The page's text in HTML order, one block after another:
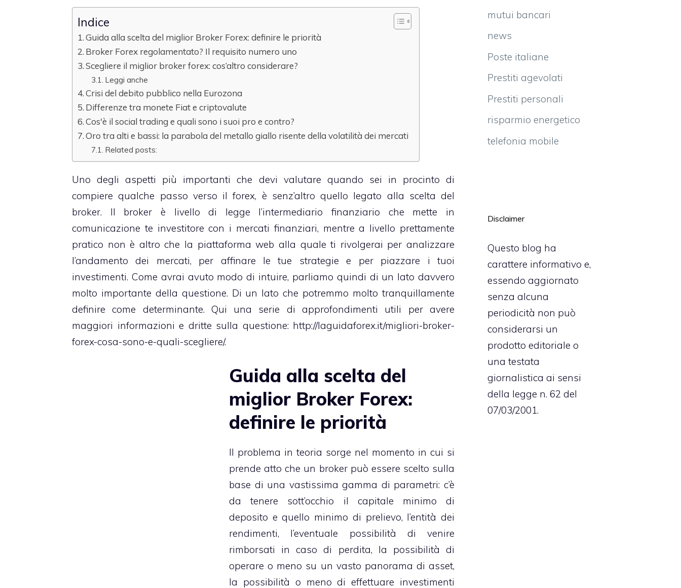
Indice
Guida alla scelta del miglior Broker Forex: definire le priorità
Broker Forex regolamentato? Il requisito numero uno
Scegliere il miglior broker forex: cos’altro considerare?
Leggi anche
Crisi del debito pubblico nella Eurozona
Differenze tra monete Fiat e criptovalute
Cos'è il social trading e quali sono i suoi pro e contro?
Oro tra alti e bassi: la parabola del metallo giallo risente della volatilità dei mercati
Related posts:
Uno degli aspetti più importanti che devi valutare quando sei in procinto di
compiere qualche passo verso il forex, è senz’altro quello legato alla scelta del
broker. Il broker è livello di legge l’intermediario finanziario che mette in
comunicazione te investitore con i mercati finanziari, mentre a livello prettamente
pratico non è altro che la piattaforma web alla quale ti rivolgerai per analizzare
l’andamento dei mercati, per affinare le tue strategie e per piazzare i tuoi
investimenti. Come avrai avuto modo di intuire, parliamo quindi di un lato davvero
molto importante della questione. Di un lato che potremmo molto tranquillamente
definire come determinante. Qui una serie di approfondimenti utili per avere
maggiori informazioni e dritte sulla questione: http://laguidaforex.it/migliori-broker-
forex-cosa-sono-e-quali-scegliere/.
Guida alla scelta del
miglior Broker Forex:
definire le priorità
Il problema in teoria sorge nel momento in cui si
prende atto che un broker può essere scelto sulla
base di una vastissima gamma di parametri: c’è
da tenere sott’occhio il capitale minimo di
deposito e quello minimo di prelievo, l’entità dei
rendimenti, l’eventuale possibilità di venire
rimborsati in caso di perdita, la possibilità di
operare o meno su un vasto panorama di asset,
la possibilità o meno di effettuare investimenti
mutui bancari
news
Poste italiane
Prestiti agevolati
Prestiti personali
risparmio energetico
telefonia mobile
Disclaimer
Questo blog ha
carattere informativo e,
essendo aggiornato
senza alcuna
periodicità non può
considerarsi un
prodotto editoriale o
una testata
giornalistica ai sensi
della legge n. 62 del
07/03/2001.